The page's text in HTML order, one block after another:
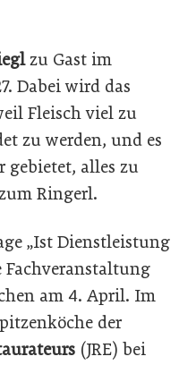
zu Gast im
Dabei wird das
Fleisch viel zu
zu werden, und es
gebietet, alles zu
Ringerl.
„Ist Dienstleistung
Fachveranstaltung
am 4. April. Im
der
(JRE) bei